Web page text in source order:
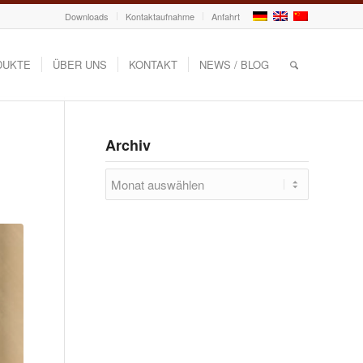
Downloads Kontaktaufnahme Anfahrt
ÜBER UNS KONTAKT NEWS / BLOG
Archiv